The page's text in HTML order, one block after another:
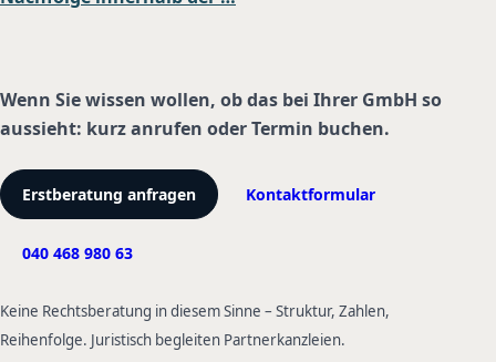
Wenn Sie wissen wollen, ob das bei Ihrer GmbH so
aussieht: kurz anrufen oder Termin buchen.
Erstberatung anfragen Kontaktformular
040 468 980 63
Keine Rechtsberatung in diesem Sinne – Struktur, Zahlen,
Reihenfolge. Juristisch begleiten Partnerkanzleien.